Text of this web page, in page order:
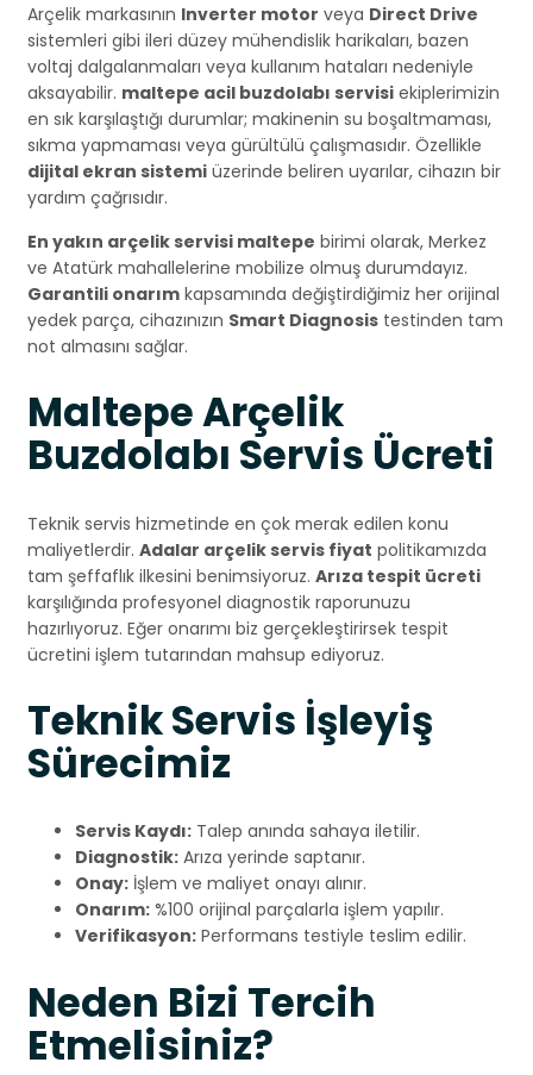
Arçelik markasının Inverter motor veya Direct Drive
sistemleri gibi ileri düzey mühendislik harikaları, bazen
voltaj dalgalanmaları veya kullanım hataları nedeniyle
aksayabilir. maltepe acil buzdolabı servisi ekiplerimizin
en sık karşılaştığı durumlar; makinenin su boşaltmaması,
sıkma yapmaması veya gürültülü çalışmasıdır. Özellikle
dijital ekran sistemi üzerinde beliren uyarılar, cihazın bir
yardım çağrısıdır.
En yakın arçelik servisi maltepe birimi olarak, Merkez
ve Atatürk mahallelerine mobilize olmuş durumdayız.
Garantili onarım kapsamında değiştirdiğimiz her orijinal
yedek parça, cihazınızın Smart Diagnosis testinden tam
not almasını sağlar.
Maltepe Arçelik
Buzdolabı Servis Ücreti
Teknik servis hizmetinde en çok merak edilen konu
maliyetlerdir. Adalar arçelik servis fiyat politikamızda
tam şeffaflık ilkesini benimsiyoruz. Arıza tespit ücreti
karşılığında profesyonel diagnostik raporunuzu
hazırlıyoruz. Eğer onarımı biz gerçekleştirirsek tespit
ücretini işlem tutarından mahsup ediyoruz.
Teknik Servis İşleyiş
Sürecimiz
Servis Kaydı: Talep anında sahaya iletilir.
Diagnostik: Arıza yerinde saptanır.
Onay: İşlem ve maliyet onayı alınır.
Onarım: %100 orijinal parçalarla işlem yapılır.
Verifikasyon: Performans testiyle teslim edilir.
Neden Bizi Tercih
Etmelisiniz?